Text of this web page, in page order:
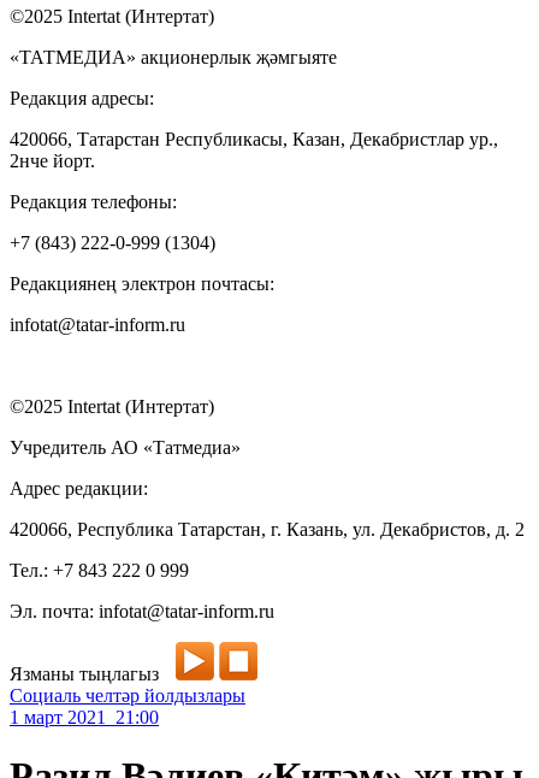
©2025 Intertat (Интертат)
«ТАТМЕДИА» акционерлык җәмгыяте
Редакция адресы:
420066, Татарстан Республикасы, Казан, Декабристлар ур.,
2нче йорт.
Редакция телефоны:
+7 (843) 222-0-999 (1304)
Редакциянең электрон почтасы:
infotat@tatar-inform.ru
©2025 Intertat (Интертат)
Учредитель АО «Татмедиа»
Адрес редакции:
420066, Республика Татарстан, г. Казань, ул. Декабристов, д. 2
Тел.: +7 843 222 0 999
Эл. почта: infotat@tatar-inform.ru
Язманы тыңлагыз
Социаль челтәр йолдызлары
1 март 2021 21:00